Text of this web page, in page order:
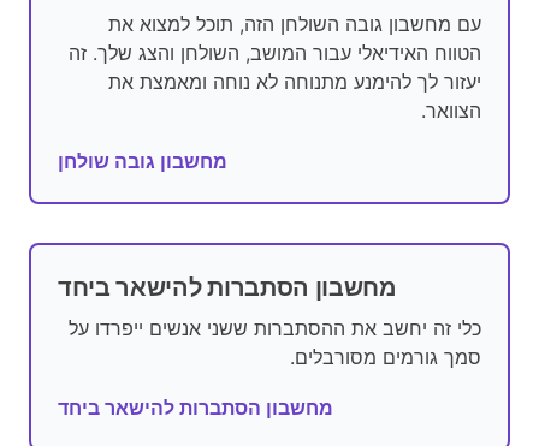
עם מחשבון גובה השולחן הזה, תוכל למצוא את
הטווח האידיאלי עבור המושב, השולחן והצג שלך. זה
יעזור לך להימנע מתנוחה לא נוחה ומאמצת את
הצוואר.
מחשבון גובה שולחן
מחשבון הסתברות להישאר ביחד
כלי זה יחשב את ההסתברות ששני אנשים ייפרדו על
סמך גורמים מסורבלים.
מחשבון הסתברות להישאר ביחד